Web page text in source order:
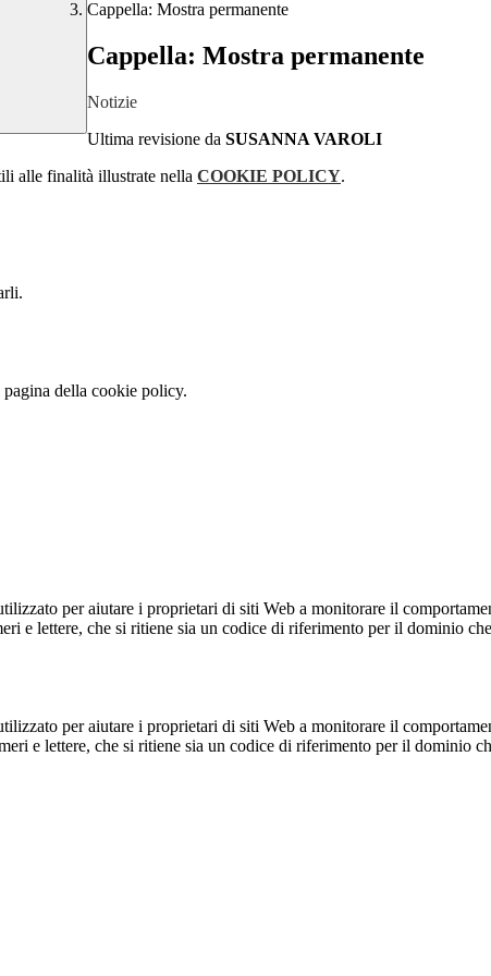
Cappella: Mostra permanente
Cappella: Mostra permanente
Notizie
Ultima revisione da SUSANNA VAROLI
alle finalità illustrate nella COOKIE POLICY.
della cookie policy.
per aiutare i proprietari di siti Web a monitorare il
e lettere, che si ritiene sia un codice di riferimento per il dominio
per aiutare i proprietari di siti Web a monitorare il
e lettere, che si ritiene sia un codice di riferimento per il dominio